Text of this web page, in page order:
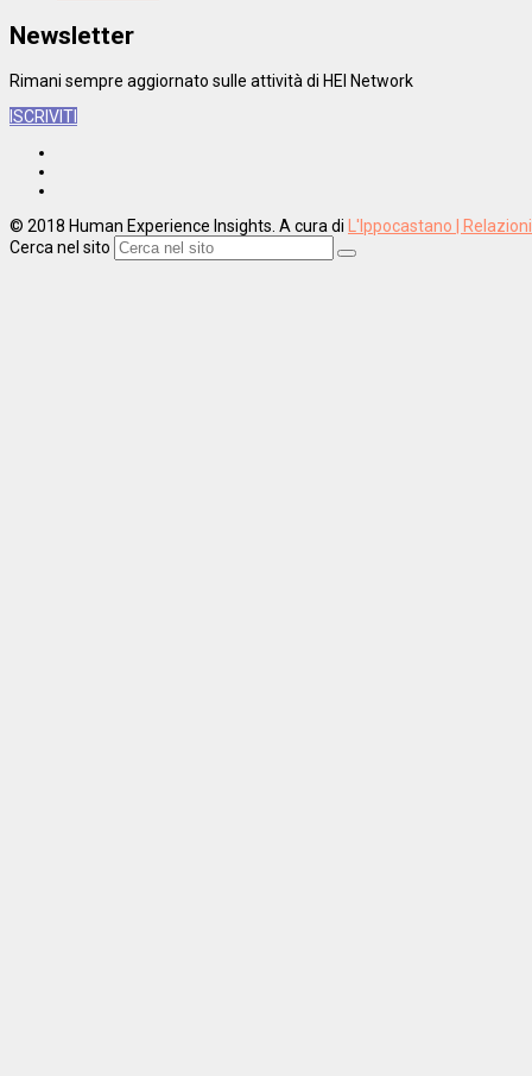
Newsletter
Rimani sempre aggiornato sulle attività di HEI Network
ISCRIVITI
© 2018 Human Experience Insights. A cura di L'Ippocastano |
Cerca nel sito